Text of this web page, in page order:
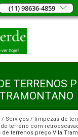
(11) 98636-4859
TERRENOS
TRAMONTANO
Serviços
limpezas de
de terreno com
de terrenos preço Vila